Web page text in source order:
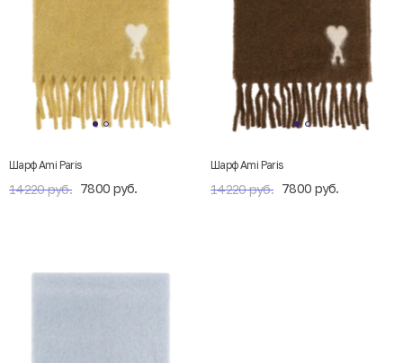
Шарф Ami Paris
14220 руб. 7800 руб.
Шарф Ami Paris
14220 руб. 7800 руб.